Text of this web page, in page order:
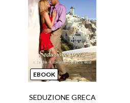
EBOOK
SEDUZIONE GRECA